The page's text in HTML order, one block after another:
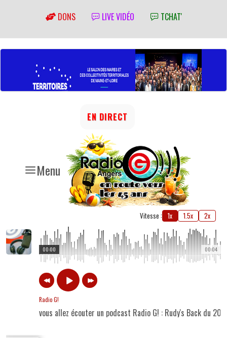
DONS LIVE VIDÉO TCHAT'
Menu
EN DIRECT
Vitesse : 1x 1.5x 2x
00:04
00:00
Radio G!
vous allez écouter un podcast Radio G! : Rudy's Back du 20